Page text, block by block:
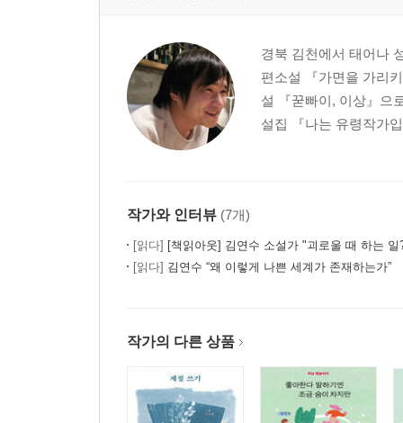
경북 김천에서 태어나
편소설 『가면을 가리
설 『꾿빠이, 이상』으
설집 『나는 유령작가
작가와 인터뷰 (7개)
[읽다] [책읽아웃] 김연수 소설가 "괴로울 때 하는 일? 시급하게 나무
[읽다] 김연수 “왜 이렇게 나쁜 세계가 존재하는가”
작가의 다른 상품